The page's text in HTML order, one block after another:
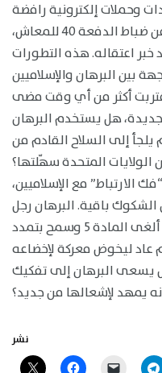
وحملات إلكترونية رافضة
لقراراته، خاصة بعد إحالة عدد من ضباط الدفعة 40 للمعاش،
خبر اعتقاله. هذه التطورات
بين البرهان والإسلاميين
هل يستخدم البرهان
يلجأ إلى السلاح القادم من
المتحدة سهّلتها؟
الارتباط” مع الإسلاميين،
الشكوك باقية. البرهان رجل
يصعب التنبؤ بخطواته. فهو الذي ألغى المادة 5 وسمح بتمدد
يسعى البرهان إلى تفكيك
يمهد لإشعالها من جديد؟
نشر